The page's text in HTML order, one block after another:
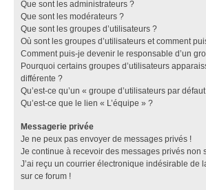
Que sont les administrateurs ?
Que sont les modérateurs ?
Que sont les groupes d’utilisateurs ?
Où sont les groupes d’utilisateurs et comment
Comment puis-je devenir le responsable d’un
Pourquoi certains groupes d’utilisateurs
différente ?
Qu’est-ce qu’un « groupe d’utilisateurs par
Qu’est-ce que le lien « L’équipe » ?
Messagerie privée
Je ne peux pas envoyer de messages privés !
Je continue à recevoir des messages privés non
J’ai reçu un courrier électronique indésirable de
sur ce forum !